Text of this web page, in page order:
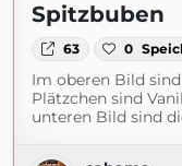
Spitzbuben
63 0
Im oberen Bild
Plätzchen sind
unteren Bild sind